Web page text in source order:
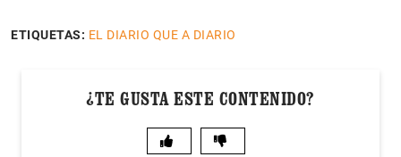
ETIQUETAS: EL DIARIO QUE A DIARIO
¿TE GUSTA ESTE CONTENIDO?